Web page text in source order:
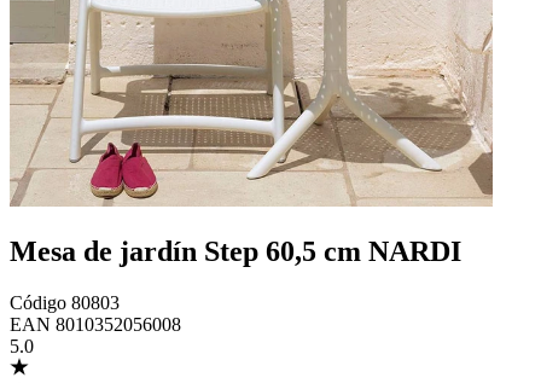
Mesa de jardín Step 60,5 cm NARDI
Código 80803
EAN 8010352056008
5.0